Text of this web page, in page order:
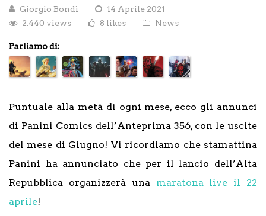
Giorgio Bondì
14 Aprile 2021
2.440 views
8 likes News
Parliamo di:
Puntuale alla metà di ogni mese, ecco gli annunci
di Panini Comics dell’Anteprima 356, con le uscite
del mese di Giugno! Vi ricordiamo che stamattina
Panini ha annunciato che per il lancio dell’Alta
Repubblica organizzerà una maratona live il 22
aprile!